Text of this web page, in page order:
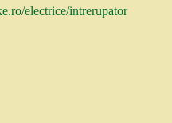
electrice/intrerupator